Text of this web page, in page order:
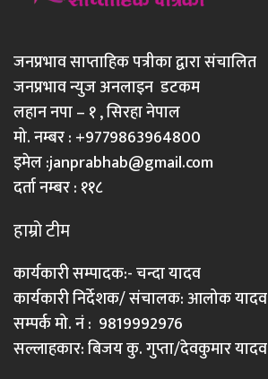
जनप्रभाव साप्ताहिक पत्रीका द्वारा संचालित
जनप्रभाव न्युज अनलाइन डटकम
लहान नपा – १ , सिरहा नेपाल
मो. नम्बर : +9779863964800
इमेल :janprabhab@gmail.com
दर्ता नम्बर : ११८
हाम्रो टीम
कार्यकारी सम्पादक:- चन्दा यादव
कार्यकारी निर्देशक/ संचालक: आलोक यादव
सम्पर्क मो. नं : 9819992976
सल्लाहकार: बिजय कु. गुप्ता/देवकुमार यादव